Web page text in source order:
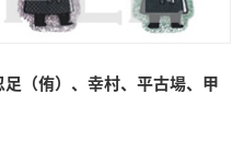
足（侑）、幸村、平古場、甲